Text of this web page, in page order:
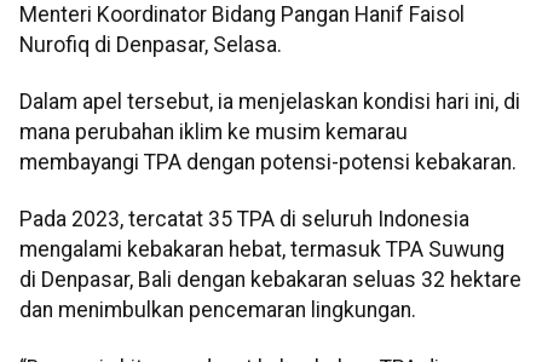
Menteri Koordinator Bidang Pangan Hanif Faisol
Nurofiq di Denpasar, Selasa.
Dalam apel tersebut, ia menjelaskan kondisi hari ini, di
mana perubahan iklim ke musim kemarau
membayangi TPA dengan potensi-potensi kebakaran.
Pada 2023, tercatat 35 TPA di seluruh Indonesia
mengalami kebakaran hebat, termasuk TPA Suwung
di Denpasar, Bali dengan kebakaran seluas 32 hektare
dan menimbulkan pencemaran lingkungan.